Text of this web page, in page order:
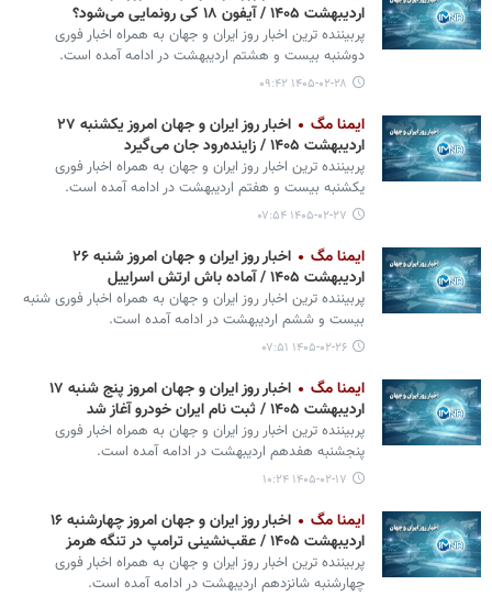
اردیبهشت ۱۴۰۵ / آیفون ۱۸ کی رونمایی می‌شود؟
پربیننده ترین اخبار روز ایران و جهان به همراه اخبار فوری
دوشنبه بیست و هشتم اردیبهشت در ادامه آمده است.
۱۴۰۵-۰۲-۲۸ ۰۹:۴۲
ایمنا مگ
اخبار روز ایران و جهان امروز یکشنبه ۲۷
اردیبهشت ۱۴۰۵ / زاینده‌رود جان می‌گیرد
پربیننده ترین اخبار روز ایران و جهان به همراه اخبار فوری
یکشنبه بیست و هفتم اردیبهشت در ادامه آمده است.
۱۴۰۵-۰۲-۲۷ ۰۷:۵۴
ایمنا مگ
اخبار روز ایران و جهان امروز شنبه ۲۶
اردیبهشت ۱۴۰۵ / آماده باش ارتش اسراییل
پربیننده ترین اخبار روز ایران و جهان به همراه اخبار فوری شنبه
بیست و ششم اردیبهشت در ادامه آمده است.
۱۴۰۵-۰۲-۲۶ ۰۷:۵۱
ایمنا مگ
اخبار روز ایران و جهان امروز پنج شنبه ۱۷
اردیبهشت ۱۴۰۵ / ثبت نام ایران خودرو آغاز شد
پربیننده ترین اخبار روز ایران و جهان به همراه اخبار فوری
پنجشنبه هفدهم اردیبهشت در ادامه آمده است.
۱۴۰۵-۰۲-۱۷ ۱۰:۲۴
ایمنا مگ
اخبار روز ایران و جهان امروز چهارشنبه ۱۶
اردیبهشت ۱۴۰۵ / عقب‌نشینی ترامپ در تنگه هرمز
پربیننده ترین اخبار روز ایران و جهان به همراه اخبار فوری
چهارشنبه شانزدهم اردیبهشت در ادامه آمده است.